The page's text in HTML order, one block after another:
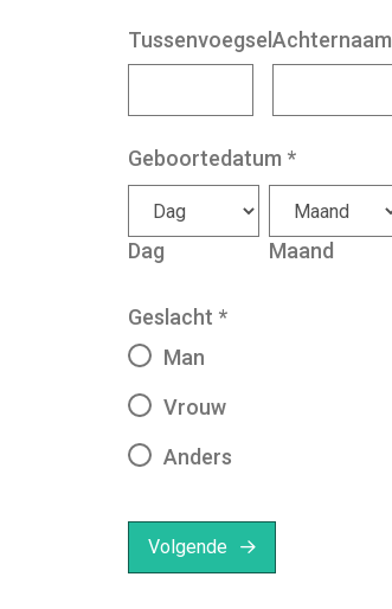
Tussenvoegsel Achternaam
Geboortedatum *
Dag Maand
Geslacht *
Man
Vrouw
Anders
Volgende